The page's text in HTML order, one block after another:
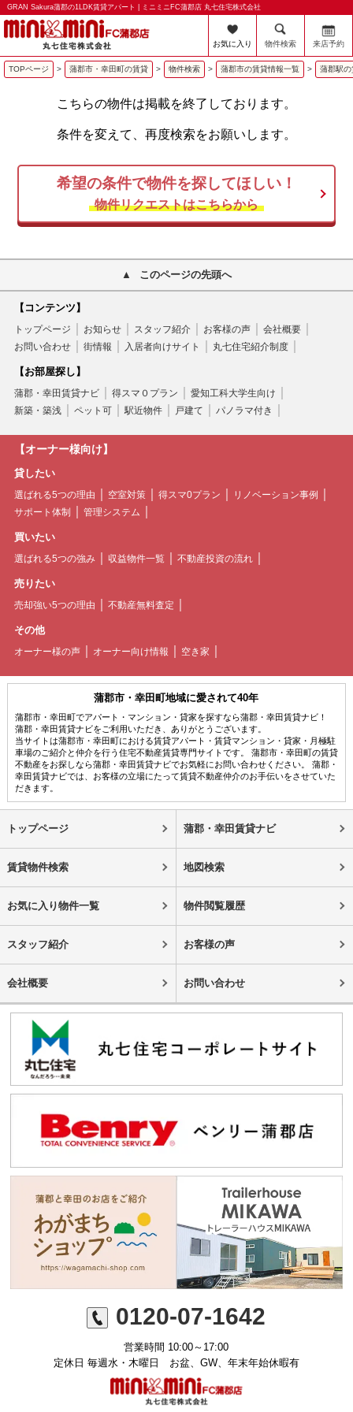
GRAN Sakura蒲郡の1LDK賃貸アパート | ミニミニFC蒲郡店 丸七住宅株式会社
お気に入り 物件検索 来店予約
TOPページ > 蒲郡市・幸田町の賃貸 > 物件検索 > 蒲郡市の賃貸情報一覧 > 蒲郡駅
こちらの物件は掲載を終了しております。
条件を変えて、再度検索をお願いします。
希望の条件で物件を探してほしい！
物件リクエストはこちらから
このページの先頭へ
【コンテンツ】
トップページ お知らせ スタッフ紹介 お客様の声
会社概要
お問い合わせ
街情報 入居者向けサイト 丸七住宅紹介制度
【お部屋探し】
蒲郡・幸田賃貸ナビ 得スマ０プラン
愛知工科大学生向け
新築・築浅
ペット可 駅近物件 戸建て パノラマ付き
【オーナー様向け】
貸したい
選ばれる5つの理由 空室対策 得スマ0プラン
リノベーション事例
サポート体制
管理システム
買いたい
選ばれる5つの強み 収益物件一覧 不動産投資の流れ
売りたい
売却強い5つの理由 不動産無料査定
その他
オーナー様の声 オーナー向け情報 空き家
蒲郡市・幸田町地域に愛されて40年
蒲郡市・幸田町でアパート・マンション・貸家を探すなら蒲郡・幸田賃貸ナビ！
蒲郡・幸田賃貸ナビをご利用いただき、ありがとうございます。
当サイトは蒲郡市・幸田町における賃貸アパート・賃貸マンション・貸家・月極駐
車場のご紹介と仲介を行う住宅不動産賃貸専門サイトです。 蒲郡市・幸田町の賃貸
不動産をお探しなら蒲郡・幸田賃貸ナビでお気軽にお問い合わせください。 蒲郡・
幸田賃貸ナビでは、お客様の立場にたって賃貸不動産仲介のお手伝いをさせていた
だきます。
トップページ 蒲郡・幸田賃貸ナビ
賃貸物件検索 地図検索
お気に入り物件一覧 物件閲覧履歴
スタッフ紹介 お客様の声
会社概要 お問い合わせ
0120-07-1642
営業時間 10:00～17:00
定休日 毎週水・木曜日 お盆、GW、年末年始休暇有